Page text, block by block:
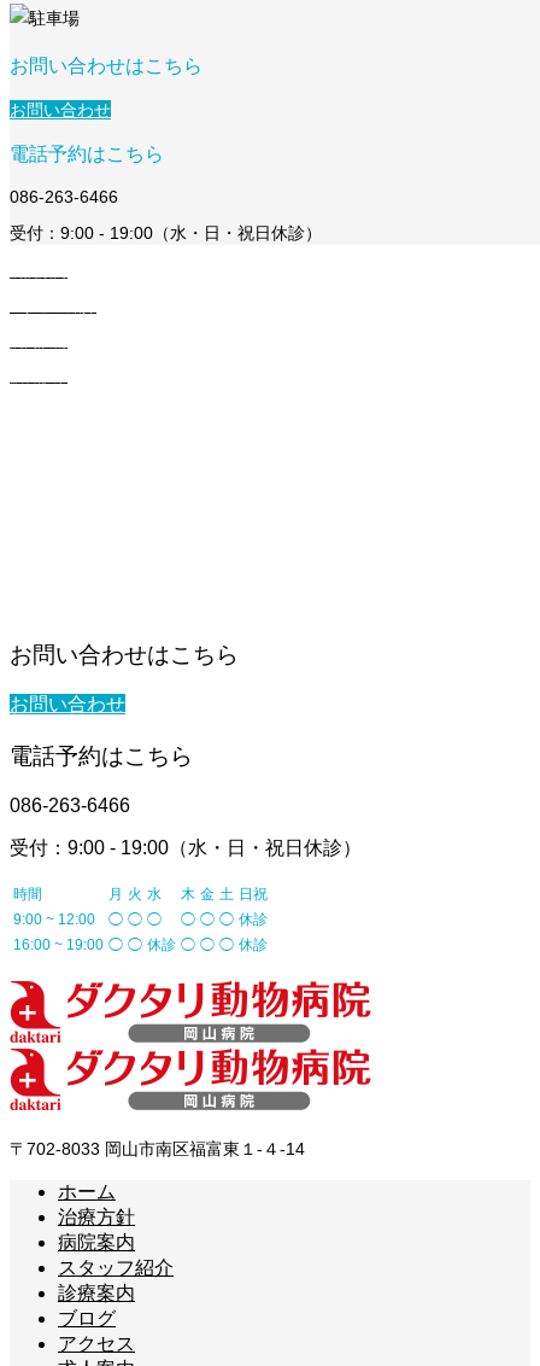
お問い合わせはこちら
お問い合わせ
電話予約はこちら
086-263-6466
受付：9:00 - 19:00（水・日・祝日休診）
お問い合わせはこちら
お問い合わせ
電話予約はこちら
086-263-6466
受付：9:00 - 19:00（水・日・祝日休診）
時間 月 火 水 木 金 土 日祝
9:00 ~ 12:00
◯ ◯ ◯ ◯ ◯ ◯ 休診
16:00 ~ 19:00 ◯ ◯ 休診 ◯ ◯ ◯ 休診
〒702-8033 岡山市南区福富東１-４-14
ホーム
治療方針
病院案内
スタッフ紹介
診療案内
ブログ
アクセス